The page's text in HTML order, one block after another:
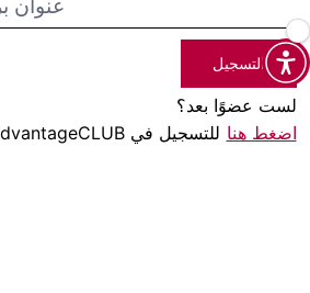
التسجيل
لست عضوًا بعد؟
اضغط هنا للتسجيل في AdvantageCLUB!